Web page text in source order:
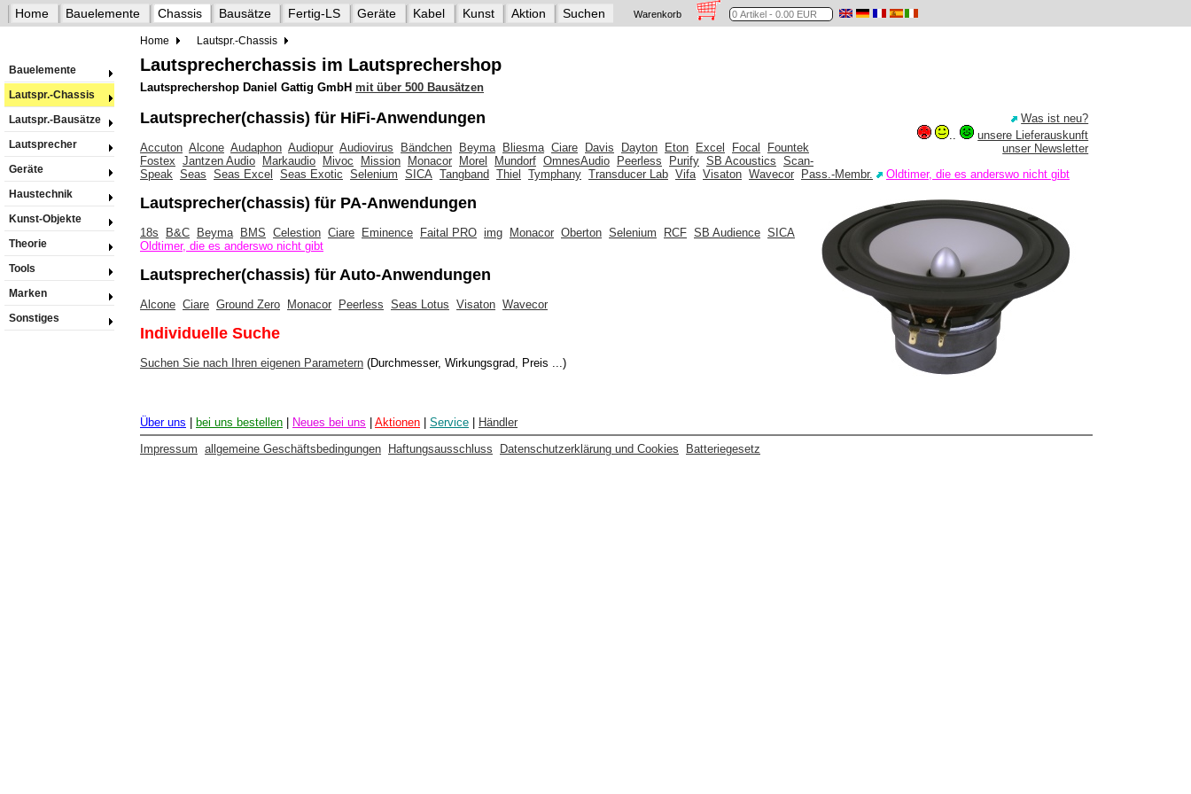
Home Bauelemente Chassis Bausätze Fertig-LS Geräte Kabel Kunst Aktion Suchen Warenkorb
Home Lautspr.-Chassis
Bauelemente
Lautspr.-Chassis
Lautspr.-Bausätze
Lautsprecher
Geräte
Haustechnik
Kunst-Objekte
Theorie
Tools
Marken
Sonstiges
Lautsprecherchassis im Lautsprechershop
Lautsprechershop Daniel Gattig GmbH mit über 500 Bausätzen
Was ist neu?
..
unsere Lieferauskunft
unser Newsletter
Lautsprecher(chassis) für HiFi-Anwendungen
Accuton Alcone Audaphon Audiopur Audiovirus Bändchen Beyma Bliesma Ciare Davis Dayton Eton Excel Focal
Fountek
Fostex Jantzen Audio Markaudio Mivoc Mission Monacor Morel Mundorf OmnesAudio Peerless Purify SB Acoustics Scan-
Speak Seas Seas Excel Seas Exotic Selenium SICA Tangband Thiel Tymphany Transducer Lab Vifa Visaton Wavecor Pass.-Membr. Oldtimer, die es anderswo nicht gibt
Lautsprecher(chassis) für PA-Anwendungen
18s B&C Beyma BMS Celestion Ciare Eminence Faital PRO img Monacor Oberton Selenium RCF SB Audience SICA
Oldtimer, die es anderswo nicht gibt
Lautsprecher(chassis) für Auto-Anwendungen
Alcone Ciare Ground Zero Monacor Peerless Seas Lotus Visaton Wavecor
Individuelle Suche
Suchen Sie nach Ihren eigenen Parametern (Durchmesser, Wirkungsgrad, Preis ...)
Über uns bei uns bestellen Neues bei uns Aktionen Service
Händler
Impressum allgemeine Geschäftsbedingungen Haftungsausschluss Datenschutzerklärung und Cookies Batteriegesetz